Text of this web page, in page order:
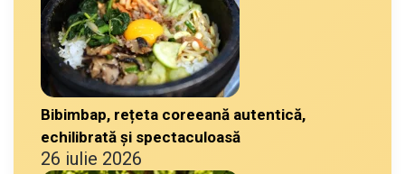
Bibimbap, rețeta coreeană autentică,
echilibrată și spectaculoasă
26 iulie 2026